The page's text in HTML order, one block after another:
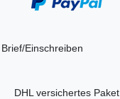
Einschreiben
DHL versichertes Paket